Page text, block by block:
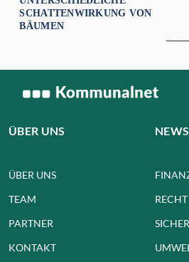
SCHATTENWIRKUNG VON
BÄUMEN
ÜBER UNS
ÜBER UNS
TEAM
PARTNER
KONTAKT
NEWS
RECHT